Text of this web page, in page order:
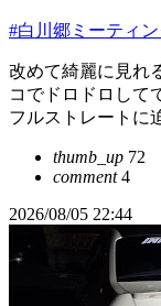
#白川郷ミーティ
改めて綺麗に見れ
コでドロドロして
フルストレートに
thumb_up 72
comment4
2026/08/05 22:44